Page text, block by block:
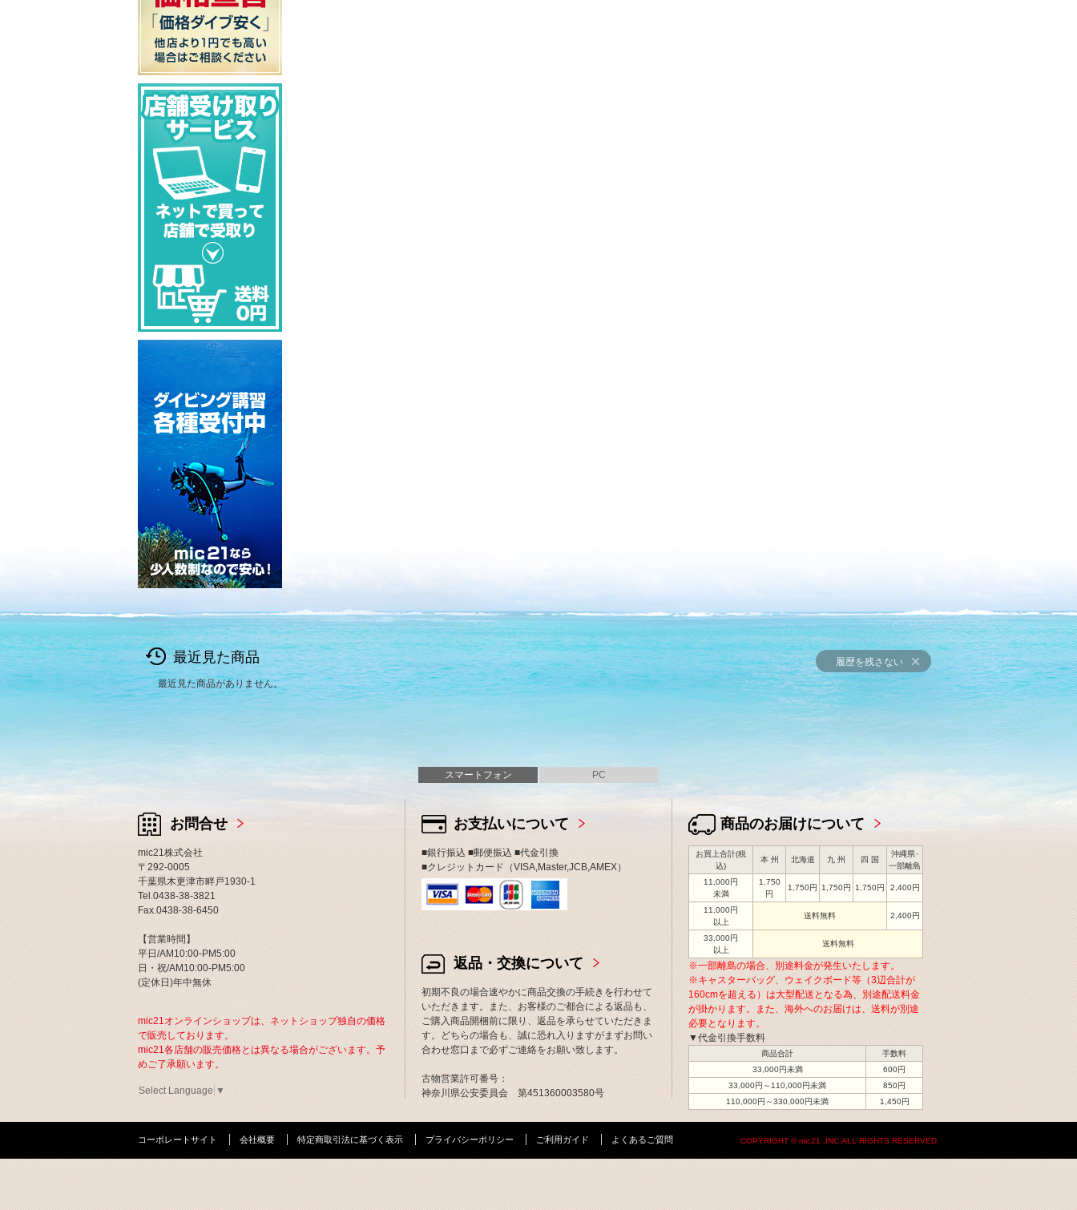
最近見た商品
最近見た商品がありません。
履歴を残さない
スマートフォン PC
お問合せ
mic21株式会社
〒292-0005
千葉県木更津市畔戸1930-1
Tel.0438-38-3821
Fax.0438-38-6450
【営業時間】
平日/AM10:00-PM5:00
日・祝/AM10:00-PM5:00
(定休日)年中無休
mic21オンラインショップは、ネットショップ独自の価格
で販売しております。
mic21各店舗の販売価格とは異なる場合がございます。予
めご了承願います。
Select Language ▼
お支払いについて
■銀行振込 ■郵便振込 ■代金引換
■クレジットカード（VISA,Master,JCB,AMEX）
返品・交換について
初期不良の場合速やかに商品交換の手続きを行わせて
いただきます。また、お客様のご都合による返品も、
ご購入商品開梱前に限り、返品を承らせていただきま
す。どちらの場合も、誠に恐れ入りますがまずお問い
合わせ窓口まで必ずご連絡をお願い致します。
古物営業許可番号：
神奈川県公安委員会 第451360003580号
商品のお届けについて
お買上合計(税
込)
本 州 北海道 九 州 四 国
沖縄県･
一部離島
11,000円
未満
1,750
円
1,750円 1,750円 1,750円 2,400円
11,000円
以上
送料無料 2,400円
33,000円
以上
送料無料
※一部離島の場合、別途料金が発生いたします。
※キャスターバッグ、ウェイクボード等（3辺合計が
160cmを超える）は大型配送となる為、別途配送料金
が掛かります。また、海外へのお届けは、送料が別途
必要となります。
▼代金引換手数料
商品合計
手数料
33,000円未満
600円
33,000円～110,000円未満
850円
110,000円～330,000円未満
1,450円
コーポレートサイト 会社概要 特定商取引法に基づく表示 プライバシーポリシー ご利用ガイド よくあるご質問 COPYRIGHT © mic21 ,INC.ALL RIGHTS RESERVED.